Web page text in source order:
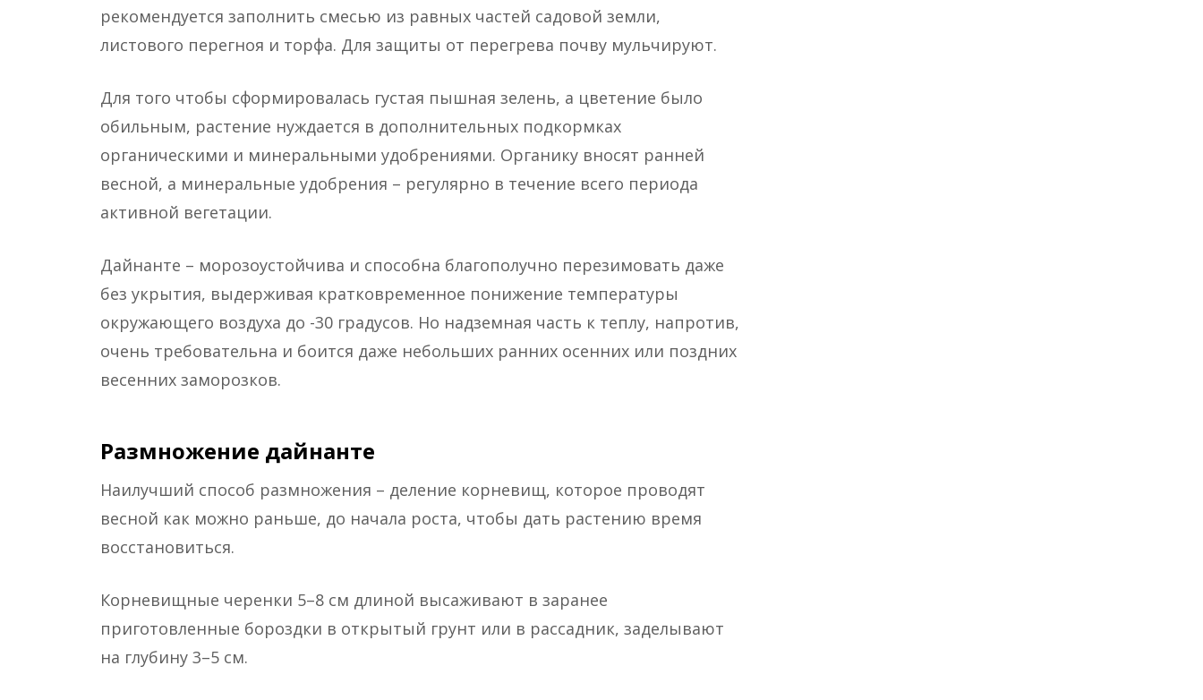
рекомендуется заполнить смесью из равных частей садовой земли,
листового перегноя и торфа. Для защиты от перегрева почву мульчируют.
Для того чтобы сформировалась густая пышная зелень, а цветение было
обильным, растение нуждается в дополнительных подкормках
органическими и минеральными удобрениями. Органику вносят ранней
весной, а минеральные удобрения – регулярно в течение всего периода
активной вегетации.
Дайнанте – морозоустойчива и способна благополучно перезимовать даже
без укрытия, выдерживая кратковременное понижение температуры
окружающего воздуха до -30 градусов. Но надземная часть к теплу, напротив,
очень требовательна и боится даже небольших ранних осенних или поздних
весенних заморозков.
Размножение дайнанте
Наилучший способ размножения – деление корневищ, которое проводят
весной как можно раньше, до начала роста, чтобы дать растению время
восстановиться.
Корневищные черенки 5–8 см длиной высаживают в заранее
приготовленные бороздки в открытый грунт или в рассадник, заделывают
на глубину 3–5 см.